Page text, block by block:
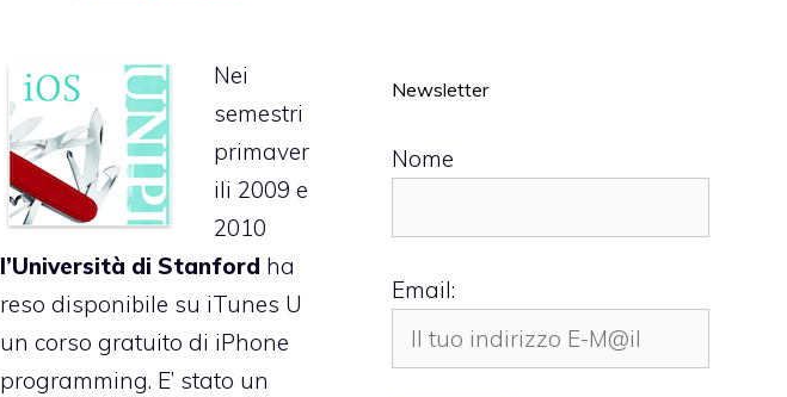
Nei
semestri
primaver
ili 2009 e
2010
l’Università di Stanford ha
reso disponibile su iTunes U
un corso gratuito di iPhone
programming. E’ stato un
Newsletter
Nome
Email: